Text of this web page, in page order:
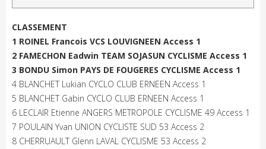
CLASSEMENT
1 ROINEL Francois VCS LOUVIGNEEN Access 1
2 FAMECHON Eadwin TEAM SOJASUN CYCLISME Access 1
3 BONDU Simon PAYS DE FOUGERES CYCLISME Access 1
4 BLANCHET Lukian CYCLO CLUB ERNEEN Access 1
5 BLANCHET Gabin CYCLO CLUB ERNEEN Access 1
6 LECLAIR Etienne ANGERS METROPOLE CYCLISME 49 Access 1
7 POULAIN Yvan UNION CYCLISTE SUD 53 Access 2
8 CHERRUAULT Glenn LAVAL CYCLISME 53 Access 2